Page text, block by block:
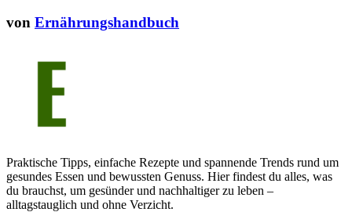
von Ernährungshandbuch
Praktische Tipps, einfache Rezepte und spannende Trends rund um
gesundes Essen und bewussten Genuss. Hier findest du alles, was
du brauchst, um gesünder und nachhaltiger zu leben –
alltagstauglich und ohne Verzicht.